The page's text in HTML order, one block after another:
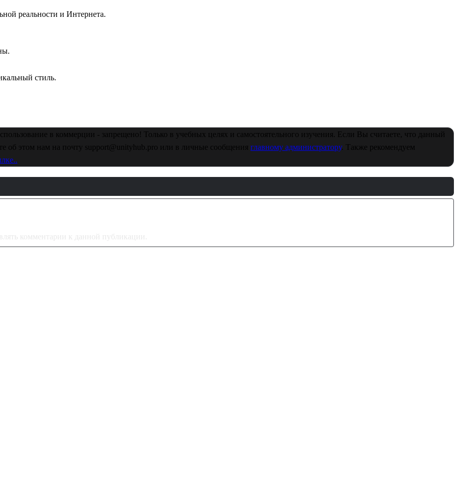
реальности и Интернета.
стиль.
в коммерции - запрещено! Только в учебных целях и самостоятельного изучения. Если Вы считаете, что данный
об этом нам на почту support@unityhub.pro или в личные сообщения главному администратору. Также рекомендуем
комментарии к данной публикации.